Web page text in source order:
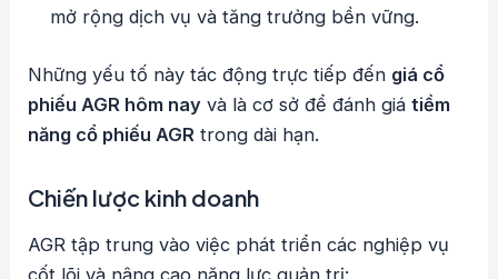
mở rộng dịch vụ và tăng trưởng bền vững.
Những yếu tố này tác động trực tiếp đến giá cổ
phiếu AGR hôm nay và là cơ sở để đánh giátiềm
năng cổ phiếu AGR trong dài hạn.
Chiến lược kinh doanh
AGR tập trung vào việc phát triển các nghiệp vụ
cốt lõi và nâng cao năng lực quản trị: